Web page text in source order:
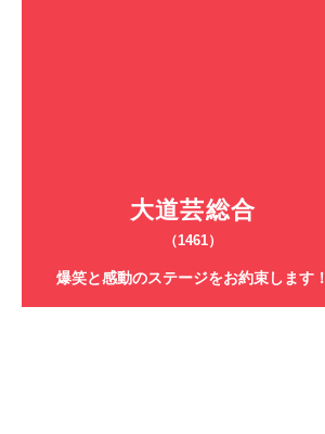
大道芸総合
（1461）
爆笑と感動のステージをお約束します！